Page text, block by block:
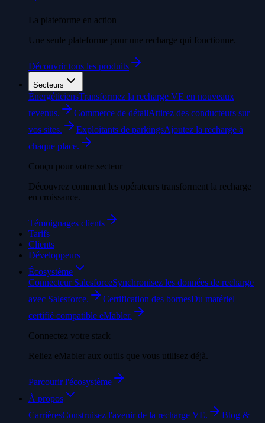
La plateforme en action
Une seule plateforme pour une recharge qui fonctionne.
Découvrir tous les produits
Secteurs
ÉnergéticiensTransformez la recharge VE en nouveaux
revenus.
Commerce de détailAttirez des conducteurs sur
vos sites.
Exploitants de parkingsAjoutez la recharge à
chaque place.
Conçu pour votre secteur
Découvrez comment les opérateurs transforment la recharge
en croissance.
Témoignages clients
Tarifs
Clients
Développeurs
Écosystème
Connecteur SalesforceSynchronisez les données de recharge
avec Salesforce.
Certification des bornesDu matériel
certifié compatible eMabler.
Connectez votre stack
Reliez eMabler aux outils que vous utilisez déjà.
Parcourir l'écosystème
À propos
CarrièresConstruisez l'avenir de la recharge VE.
Blog &